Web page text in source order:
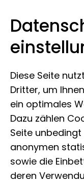
Zum Inhalt
Museum der
Diese Seite
Dritter, um
ein optimales
Dazu zählen
Seite
anonymen
sowie die
deren